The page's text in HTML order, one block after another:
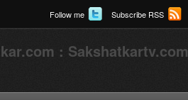
Follow me Subscribe RSS
: Sakshatkartv.com